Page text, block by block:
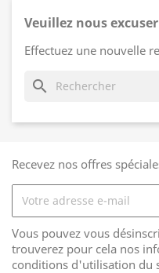
Veuillez nous
Effectuez une nouvelle
search
Recevez nos offres
Vous pouvez vous
trouverez pour cela nos
conditions d'utilisation du